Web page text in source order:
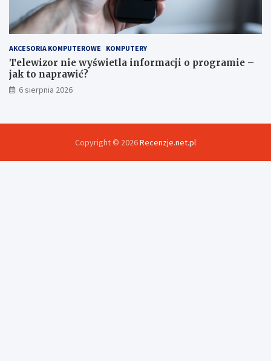
AKCESORIA KOMPUTEROWE KOMPUTERY
Telewizor nie wyświetla informacji o programie –
jak to naprawić?
6 sierpnia 2026
Copyright © 2026Recenzje.net.pl